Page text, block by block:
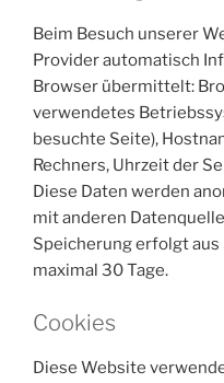
Beim Besuch unserer
Provider automatisch
Browser übermittelt:
verwendetes
besuchte Seite),
Rechners, Uhrzeit der
Diese Daten werden
mit anderen
Speicherung erfolgt
maximal 30 Tage.
Cookies
Diese Website